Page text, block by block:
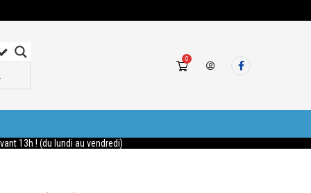
0
13h ! (du lundi au vendredi)